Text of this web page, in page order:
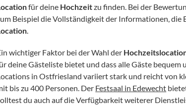
für deine Hochzeit zu finden. Bei der
.
wichtiger Faktor bei der Wahl der
deine Gästeliste bietet und dass alle Gäste
in Ostfriesland variiert stark und reicht von
bis zu 400 Personen. Der Festsaal in Edewecht
du auch auf die Verfügbarkeit weiterer